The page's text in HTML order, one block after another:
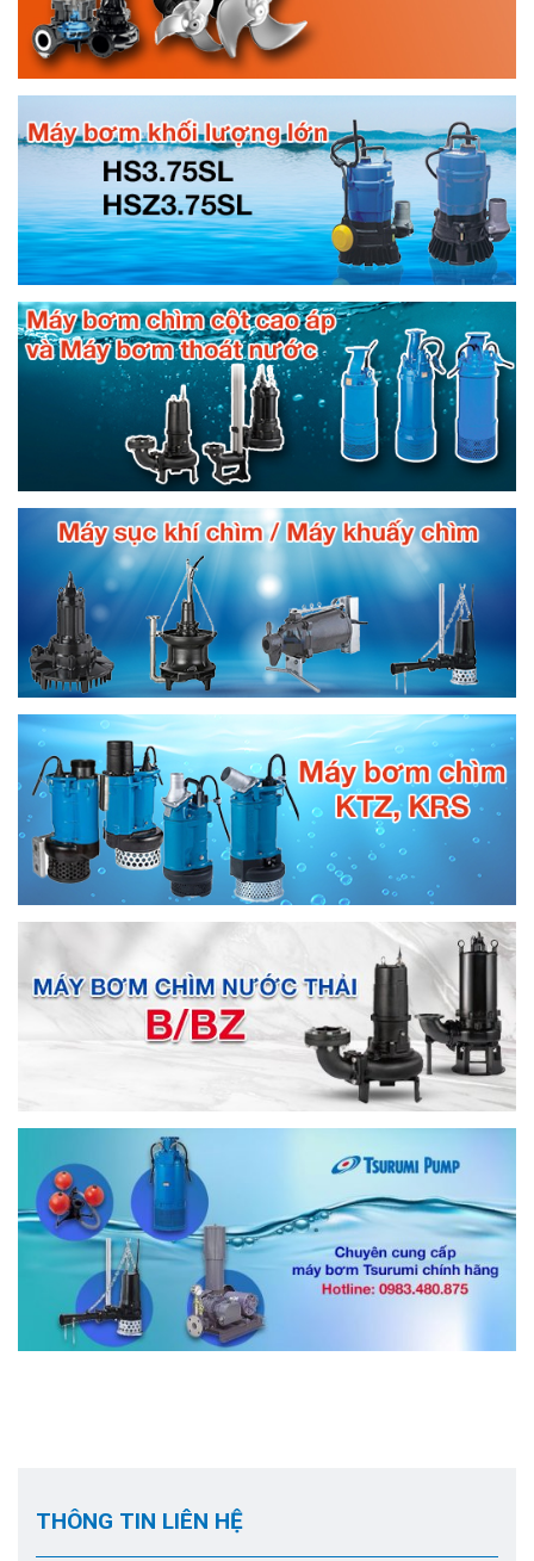
THÔNG TIN LIÊN HỆ